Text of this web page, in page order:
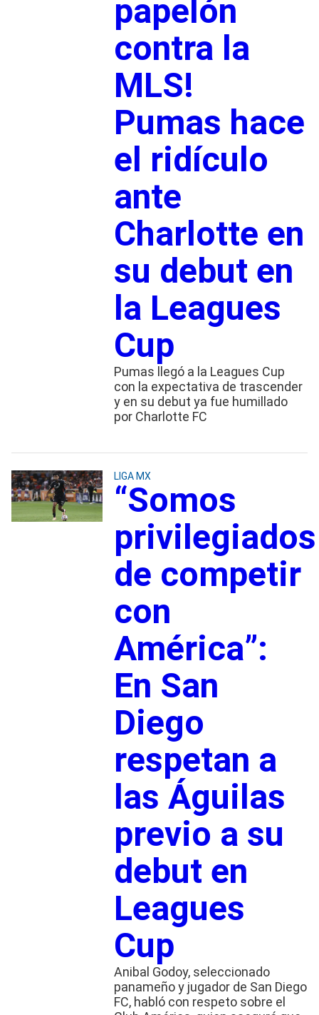
papelón
contra la
MLS!
Pumas hace
el ridículo
ante
Charlotte en
su debut en
la Leagues
Cup
Pumas llegó a la Leagues Cup
con la expectativa de trascender
y en su debut ya fue humillado
por Charlotte FC
LIGA MX
“Somos
privilegiados
de competir
con
América”:
En San
Diego
respetan a
las Águilas
previo a su
debut en
Leagues
Cup
Anibal Godoy, seleccionado
panameño y jugador de San Diego
FC, habló con respeto sobre el